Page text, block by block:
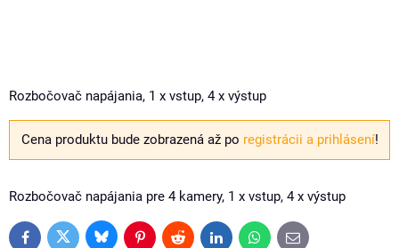
Rozbočovač napájania, 1 x vstup, 4 x výstup
Cena produktu bude zobrazená až po registrácii a prihlásení!
Rozbočovač napájania pre 4 kamery, 1 x vstup, 4 x výstup
FacebookTwitter BlueskyPinterestReddit LinkedInWhatsApp
E-